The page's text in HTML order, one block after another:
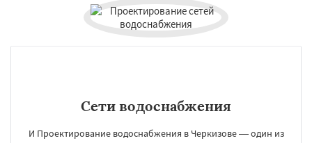
Сети водоснабжения
И Проектирование водоснабжения в Черкизове — один из